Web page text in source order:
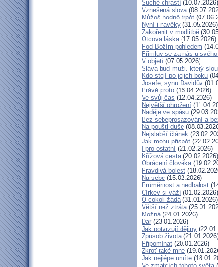
Suché chrastí (10.07.2026)
Vznešená slova
Můžeš hodně trpět
Nyní i navěky (31.05.2026)
Zakořenit v modlitbě
Otcova láska(17.05.2026)
Pod Božím pohledem
Přimluv se za nás u
V objetí (07.05.2026)
Sláva buď muži, který
Kdo stojí po jejich boku
Josefe, synu Davidův
Právě proto (16.04.2026)
Ve svůj čas (12.04.2026)
Největší ohrožení
Naděje ve spásu
Bez sebeprosazování a
Na poušti duše
Nejslabší článek
Jak mohu přispět
I pro ostatní (21.02.2026)
Křížová cesta(20.02.2026)
Obrácení člověka
Pravdivá bolest
Na sebe (15.02.2026)
Průměrnost a nedbalost
Církev si váží (01.02.2026)
O cokoli žádá(31.01.2026)
Větší než ztráta
Možná(24.01.2026)
Dar (23.01.2026)
Jak potvrzují dějiny
Způsob života(21.01.2026)
Připomínat (20.01.2026)
Zkroť také mne
Jak nejlépe umíte
Ve zmatcích tohoto světa